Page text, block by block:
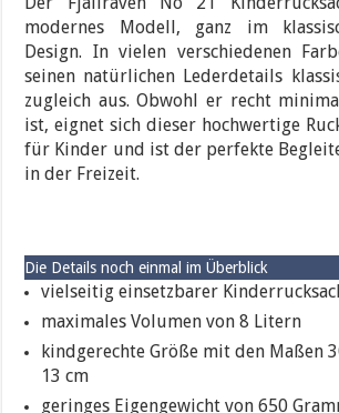
modernes Modell, ganz im
Design. In vielen verschiedenen
seinen natürlichen Lederdetails
zugleich aus. Obwohl er recht
ist, eignet sich dieser hochwertige
für Kinder und ist der perfekte
in der Freizeit.
Die Details noch einmal im Überblick
vielseitig einsetzbarer
maximales Volumen von 8 Litern
kindgerechte Größe mit den Maßen
13 cm
geringes Eigengewicht von 650